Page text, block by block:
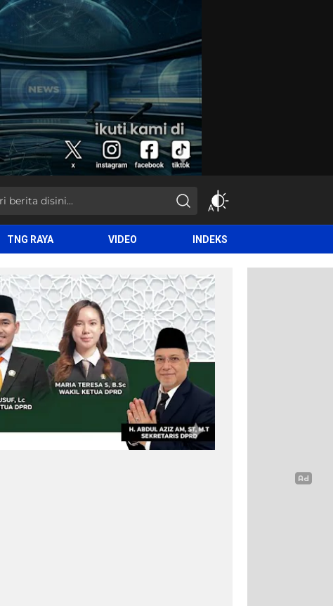
TNG RAYA VIDEO INDEKS